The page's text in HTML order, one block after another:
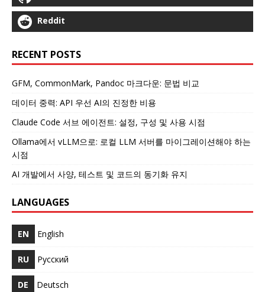
Reddit
RECENT POSTS
GFM, CommonMark, Pandoc 마크다운: 문법 비교
데이터 중력: API 우선 AI의 진정한 비용
Claude Code 서브 에이전트: 설정, 구성 및 사용 시점
Ollama에서 vLLM으로: 로컬 LLM 서버를 마이그레이션해야 하는
시점
AI 개발에서 사양, 테스트 및 코드의 동기화 유지
LANGUAGES
EN English
RU Русский
DE Deutsch